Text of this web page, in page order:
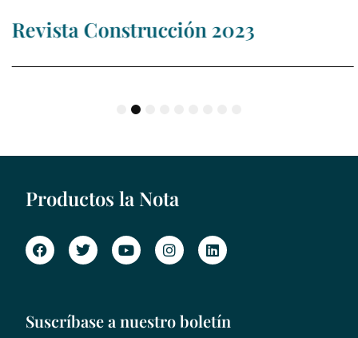
Revista Construcción 2023
5
Productos la Nota
Suscríbase a nuestro boletín